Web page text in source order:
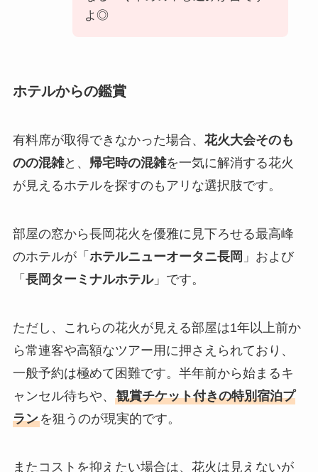
よ◎
ホテルからの鑑賞
有料席が取得できなかった場合、 花火大会そのも
のの混雑と、 帰宅時の混雑を一気に解消する花火
が見えるホテルを探すのもアリな選択肢です。
部屋の窓から長岡花火を優雅に見下ろせる最高峰
のホテルが「 ホテルニューオータニ長岡 」および
「 長岡ターミナルホテル」です。
ただし、これらの花火が見える部屋は1年以上前か
ら常連客や高額なツアー用に押さえられており、
一般予約は極めて困難です。半年前から始まるキ
ャンセル待ちや、 観賞チケット付きの特別宿泊プ
ランを狙うのが現実的です。
またコストを抑えたい場合は、花火は見えないが